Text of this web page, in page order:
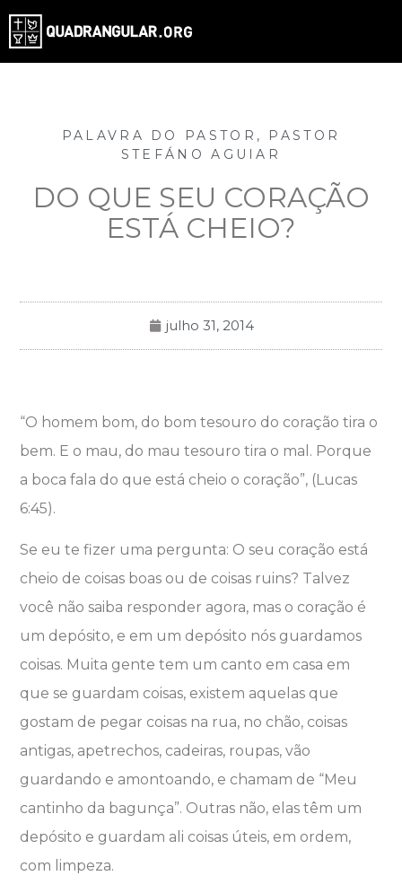
PALAVRA DO PASTOR , PASTOR
STEFÁNO AGUIAR
DO QUE SEU CORAÇÃO
ESTÁ CHEIO?
julho 31, 2014
“O homem bom, do bom tesouro do coração tira o
bem. E o mau, do mau tesouro tira o mal. Porque
a boca fala do que está cheio o coração”, (Lucas
6:45).
Se eu te fizer uma pergunta: O seu coração está
cheio de coisas boas ou de coisas ruins? Talvez
você não saiba responder agora, mas o coração é
um depósito, e em um depósito nós guardamos
coisas. Muita gente tem um canto em casa em
que se guardam coisas, existem aquelas que
gostam de pegar coisas na rua, no chão, coisas
antigas, apetrechos, cadeiras, roupas, vão
guardando e amontoando, e chamam de “Meu
cantinho da bagunça”. Outras não, elas têm um
depósito e guardam ali coisas úteis, em ordem,
com limpeza.